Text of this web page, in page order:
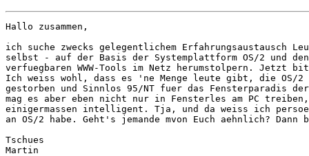
Hallo zusammen,
ich suche zwecks gelegentlichem Erfahrungsaustausch
selbst - auf der Basis der Systemplattform OS/2 und
verfuegbaren WWW-Tools im Netz herumstolpern. Jetzt
Ich weiss wohl, dass es 'ne Menge leute gibt, die OS/
gestorben und Sinnlos 95/NT fuer das Fensterparadis
mag es aber eben nicht nur in Fensterles am PC treiben,
einigermassen intelligent. Tja, und da weiss ich
an OS/2 habe. Geht's jemande mvon Euch aehnlich? Dann
Tschues
Martin